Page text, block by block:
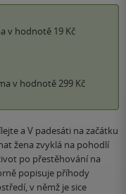
v hodnotě 19 Kč
v hodnotě 299 Kč
a V padesáti na začátku
žena zvyklá na pohodlí
po přestěhování na
popisuje příhody
v němž je sice